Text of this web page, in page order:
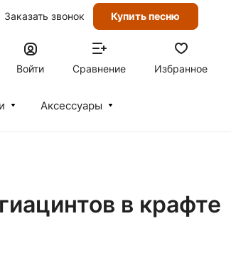
Заказать звонок Купить песню
Войти Сравнение Избранное
Аксессуары
в крафте